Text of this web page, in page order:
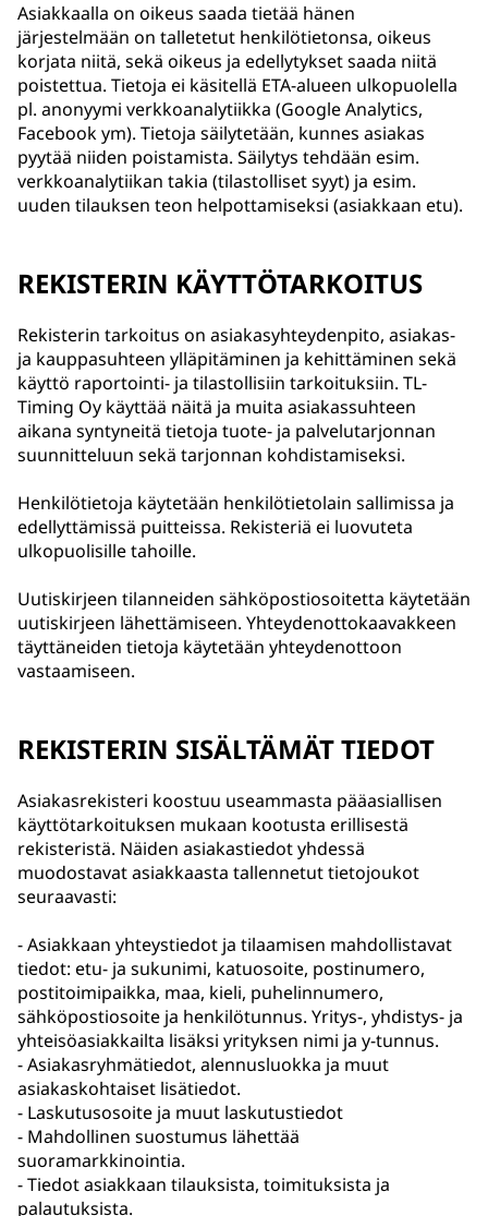
Asiakkaalla on oikeus saada tietää hänen
järjestelmään on talletetut henkilötietonsa, oikeus
korjata niitä, sekä oikeus ja edellytykset saada niitä
poistettua. Tietoja ei käsitellä ETA-alueen ulkopuolella
pl. anonyymi verkkoanalytiikka (Google Analytics,
Facebook ym). Tietoja säilytetään, kunnes asiakas
pyytää niiden poistamista. Säilytys tehdään esim.
verkkoanalytiikan takia (tilastolliset syyt) ja esim.
uuden tilauksen teon helpottamiseksi (asiakkaan etu).
REKISTERIN KÄYTTÖTARKOITUS
Rekisterin tarkoitus on asiakasyhteydenpito, asiakas-
ja kauppasuhteen ylläpitäminen ja kehittäminen sekä
käyttö raportointi- ja tilastollisiin tarkoituksiin. TL-
Timing Oy käyttää näitä ja muita asiakassuhteen
aikana syntyneitä tietoja tuote- ja palvelutarjonnan
suunnitteluun sekä tarjonnan kohdistamiseksi.
Henkilötietoja käytetään henkilötietolain sallimissa ja
edellyttämissä puitteissa. Rekisteriä ei luovuteta
ulkopuolisille tahoille.
Uutiskirjeen tilanneiden sähköpostiosoitetta käytetään
uutiskirjeen lähettämiseen. Yhteydenottokaavakkeen
täyttäneiden tietoja käytetään yhteydenottoon
vastaamiseen.
REKISTERIN SISÄLTÄMÄT TIEDOT
Asiakasrekisteri koostuu useammasta pääasiallisen
käyttötarkoituksen mukaan kootusta erillisestä
rekisteristä. Näiden asiakastiedot yhdessä
muodostavat asiakkaasta tallennetut tietojoukot
seuraavasti:
- Asiakkaan yhteystiedot ja tilaamisen mahdollistavat
tiedot: etu- ja sukunimi, katuosoite, postinumero,
postitoimipaikka, maa, kieli, puhelinnumero,
sähköpostiosoite ja henkilötunnus. Yritys-, yhdistys- ja
yhteisöasiakkailta lisäksi yrityksen nimi ja y-tunnus.
- Asiakasryhmätiedot, alennusluokka ja muut
asiakaskohtaiset lisätiedot.
- Laskutusosoite ja muut laskutustiedot
- Mahdollinen suostumus lähettää
suoramarkkinointia.
- Tiedot asiakkaan tilauksista, toimituksista ja
palautuksista.